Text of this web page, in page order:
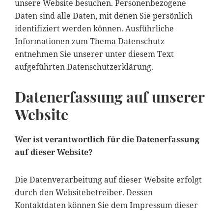
unsere Website besuchen. Personenbezogene
Daten sind alle Daten, mit denen Sie persönlich
identifiziert werden können. Ausführliche
Informationen zum Thema Datenschutz
entnehmen Sie unserer unter diesem Text
aufgeführten Datenschutzerklärung.
Datenerfassung auf unserer
Website
Wer ist verantwortlich für die Datenerfassung
auf dieser Website?
Die Datenverarbeitung auf dieser Website erfolgt
durch den Websitebetreiber. Dessen
Kontaktdaten können Sie dem Impressum dieser